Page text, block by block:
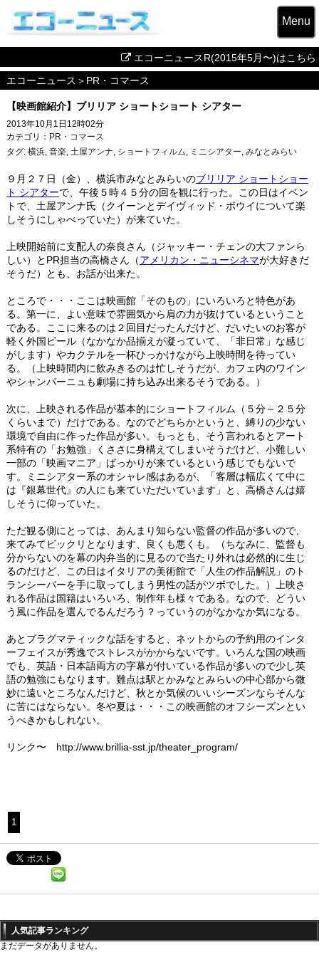
Menu
エコーニュースR(2015年5月〜)はこちら
エコーニュース ＞ PR・コマース
【映画館紹介】ブリリア ショートショート シアター
2013年10月1日12時02分
カテゴリ： PR・コマース
タグ: 横浜 音楽 土屋アンナ ショートフィルム ミニシアター みなとみらい
９月２７日（金）、横浜市みなとみらいのブリリア ショートショー
ト シアターで、午後５時４５分の回を観に行った。この日はイベン
トで、土屋アンナ氏（クイーンとデイヴィッド・ボウイについて楽
しそうにしゃべっていた）が来ていた。
上映開始前に支配人の奈良さん（ジャッキー・チェンの大ファンら
しい）とPR担当の高橋さん（アメリカン・ニューシネマが大好きだ
そうだ）とも、お話が出来た。
ところで・・・ここは映画館「そのもの」にいろいろと特色があ
る。第一に、よい意味で雰囲気から肩の力が抜けているということ
である。ここに来るのは２回目だったんだけど、だいたいのお客が
軽く外国ビール（なかなか品揃えが凝っていて、「非日常」な感じ
がします）やカクテルを一杯ひっかけながら上映時間を待ってい
る。（上映時間内に飲みきるのは忙しそうだが、カフェ内のワイン
やシャンパーニュも劇場に持ち込み出来るそうである。）
次に、上映される作品が基本的にショートフィルム（５分～２５分
くらいまで）だけである。なのでどちらかというと、縛りの少ない
環境で自由に作った作品が多い。もっとも、そう言われるとアート
系特有の「お勉強」くささに身構えてしまいそうだけど、小難しい
一部の「映画マニア」ばっかりが来ているという感じでもないで
す。ミニシアター系のオシャレ感はあるが、「客層は幅広くて中に
は『銀幕世代』の人にも来ていただいています」と、高橋さんは嬉
しそうに仰っていた。
ただ観る側にとっては、あんまり知らない監督の作品が多いので、
来てみてビックリとなります、良くも悪くも。（ちなみに、監督も
分からないのを幕の内弁当的に見るので当たり外れは必然的に生じ
るのだけど、この日はイタリアの美術館で「人生の作品解説」のト
ランシーバーを手に取ってしまう男性の話がツボでした。）上映さ
れる作品は国籍はいろいろ、制作年も様々である。なので、どうい
う風に作品を選んでるんだろう？っていうのがなかなか気になる。
あとプラグマティックな話をすると、ネットからの予約用のインタ
ーフェイスが秀逸でストレスがかからないです。いろんな国の映画
でも、英語・日本語両方の字幕が付いている作品が多いので少し英
語の勉強にもなります。難点は駅とかみなとみらいの中心部から微
妙に遠いところなんだけど、秋とか気候のいいシーズンならそんな
に苦にはならない。冬や夏は・・・この映画館のオフシーズンとい
うべきかもしれない。
リンク〜 http://www.brillia-sst.jp/theater_program/
1
人気記事ランキング
まだデータがありません。